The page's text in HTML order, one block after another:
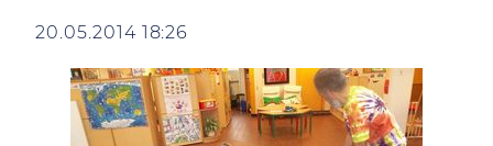
20.05.2014 18:26